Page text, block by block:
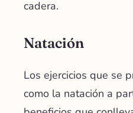
cadera.
Natación
Los ejercicios que se
como la natación a